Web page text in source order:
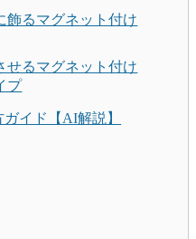
飾るマグネット付け
せるマグネット付け
プ
イド【AI解説】